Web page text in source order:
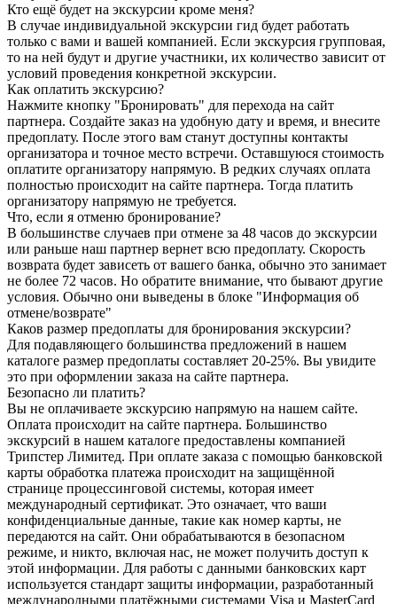
Кто ещё будет на экскурсии кроме меня?
В случае индивидуальной экскурсии гид будет работать
только с вами и вашей компанией. Если экскурсия групповая,
то на ней будут и другие участники, их количество зависит от
условий проведения конкретной экскурсии.
Как оплатить экскурсию?
Нажмите кнопку "Бронировать" для перехода на сайт
партнера. Создайте заказ на удобную дату и время, и внесите
предоплату. После этого вам станут доступны контакты
организатора и точное место встречи. Оставшуюся стоимость
оплатите организатору напрямую. В редких случаях оплата
полностью происходит на сайте партнера. Тогда платить
организатору напрямую не требуется.
Что, если я отменю бронирование?
В большинстве случаев при отмене за 48 часов до экскурсии
или раньше наш партнер вернет всю предоплату. Скорость
возврата будет зависеть от вашего банка, обычно это занимает
не более 72 часов. Но обратите внимание, что бывают другие
условия. Обычно они выведены в блоке "Информация об
отмене/возврате"
Каков размер предоплаты для бронирования экскурсии?
Для подавляющего большинства предложений в нашем
каталоге размер предоплаты составляет 20-25%. Вы увидите
это при оформлении заказа на сайте партнера.
Безопасно ли платить?
Вы не оплачиваете экскурсию напрямую на нашем сайте.
Оплата происходит на сайте партнера. Большинство
экскурсий в нашем каталоге предоставлены компанией
Трипстер Лимитед. При оплате заказа с помощью банковской
карты обработка платежа происходит на защищённой
странице процессинговой системы, которая имеет
международный сертификат. Это означает, что ваши
конфиденциальные данные, такие как номер карты, не
передаются на сайт. Они обрабатываются в безопасном
режиме, и никто, включая нас, не может получить доступ к
этой информации. Для работы с данными банковских карт
используется стандарт защиты информации, разработанный
международными платёжными системами Visa и MasterCard